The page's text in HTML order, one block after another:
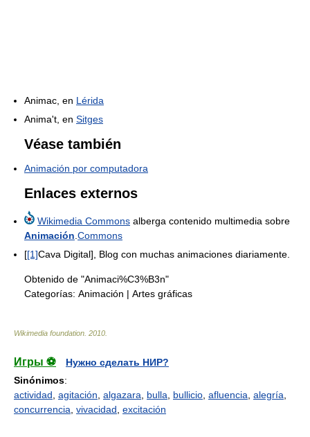
Animac, en Lérida
Anima't, en Sitges
Véase también
Animación por computadora
Enlaces externos
Wikimedia Commons alberga contenido multimedia sobre
Animación Commons
[[1]Cava Digital], Blog con muchas animaciones diariamente.
Obtenido de "Animaci%C3%B3n"
Categorías: Animación | Artes gráficas
Wikimedia foundation 2010
Игры ⚽
Нужно сделать НИР?
Sinónimos:
actividad agitación algazara bulla bullicio afluencia alegría
concurrencia vivacidad excitación